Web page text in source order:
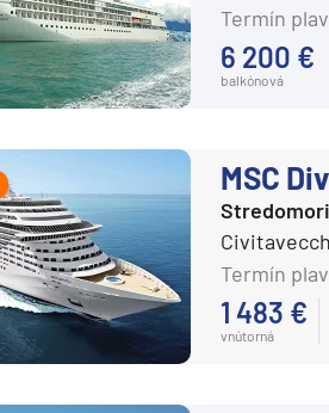
Východný Karibik
Západný Karibik
Severná Amerika
Aljaška
Kanada a Nové
Západné pobrežie USA
Južná Amerika
Južná Amerika
Arabský polostrov
Virgin Voyages
Windstar Cruises
Termín
6 200 €
balkónová
MSC
Termín
1 483 €
vnútorná